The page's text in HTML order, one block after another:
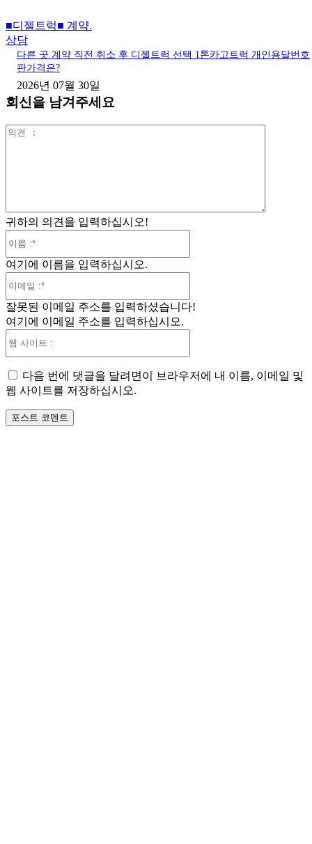
■디젤트럭■ 계약.
상담
다른 곳 계약 직전 취소 후 디젤트럭 선택 1톤카고트럭 개인용달번호
판가격은?
2026년 07월 30일
회신을 남겨주세요
귀하의 의견을 입력하십시오!
여기에 이름을 입력하십시오.
일
잘못된 이메일 주소를 입력하셨습니다!
여기에 이메일 주소를 입력하십시오.
트
다음 번에 댓글을 달려면이 브라우저에 내 이름, 이메일 및
웹 사이트를 저장하십시오.